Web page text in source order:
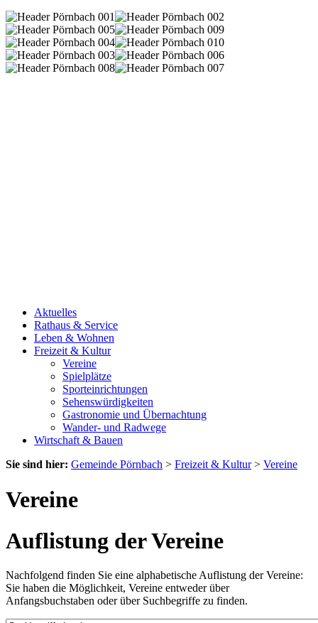
Aktuelles
Rathaus & Service
Leben & Wohnen
Freizeit & Kultur
Vereine
Spielplätze
Sporteinrichtungen
Sehenswürdigkeiten
Gastronomie und Übernachtung
Wander- und Radwege
Wirtschaft & Bauen
Sie sind hier: Gemeinde Pörnbach > Freizeit & Kultur> Vereine
Vereine
Auflistung der Vereine
Nachfolgend finden Sie eine alphabetische Auflistung der Vereine:
Sie haben die Möglichkeit, Vereine entweder über
Anfangsbuchstaben oder über Suchbegriffe zu finden.